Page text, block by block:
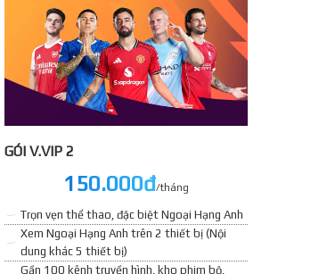
GÓI V.VIP 2
150.000đ/tháng
Trọn vẹn thể thao, đặc biệt Ngoại Hạng Anh
Xem Ngoại Hạng Anh trên 2 thiết bị (Nội
dung khác 5 thiết bị)
Gần 100 kênh truyền hình, kho phim bộ,